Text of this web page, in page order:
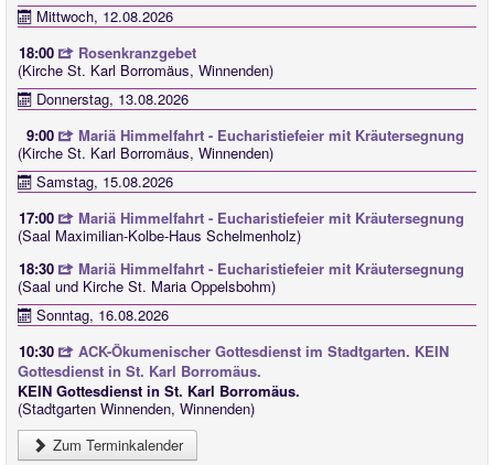
Mittwoch, 12.08.2026
18:00
Rosenkranzgebet
(Kirche St. Karl Borromäus, Winnenden)
Donnerstag, 13.08.2026
9:00
Mariä Himmelfahrt - Eucharistiefeier mit Kräutersegnung
(Kirche St. Karl Borromäus, Winnenden)
Samstag, 15.08.2026
17:00
Mariä Himmelfahrt - Eucharistiefeier mit Kräutersegnung
(Saal Maximilian-Kolbe-Haus Schelmenholz)
18:30
Mariä Himmelfahrt - Eucharistiefeier mit Kräutersegnung
(Saal und Kirche St. Maria Oppelsbohm)
Sonntag, 16.08.2026
10:30
ACK-Ökumenischer Gottesdienst im Stadtgarten. KEIN
Gottesdienst in St. Karl Borromäus.
KEIN Gottesdienst in St. Karl Borromäus.
(Stadtgarten Winnenden, Winnenden)
Zum Terminkalender